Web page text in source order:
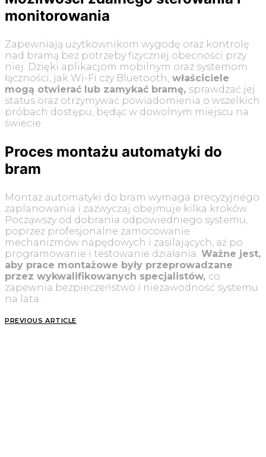
monitorowania
Zapewniają użytkownikom wygodę oraz kontrolę
nad bramą bez potrzeby fizycznej obecności przy
niej. Dzięki aplikacjom mobilnym oraz systemom
łączności, jak Wi-Fi czy Bluetooth, właściciele
mogą otwierać lub zamykać bramę, sprawdzać jej
status oraz otrzymywać powiadomienia o wszelkich
próbach dostępu, będąc w dowolnym miejscu na
świecie.
Proces montażu automatyki do
bram
Montaż automatyki do bram wymaga precyzyjnego
zaplanowania i zazwyczaj obejmuje kilka kroków.
Począwszy od dobrania odpowiedniego systemu,
poprzez profesjonalne zamocowanie
mechanizmów napędowych i zasilających, aż po
programowanie i testowanie działania. Ważne jest,
aby prace montażowe były przeprowadzane
przez wykwalifikowanych specjalistów, co
zapewnia bezpieczeństwo i niezawodność systemu
na lata.
PREVIOUS ARTICLE